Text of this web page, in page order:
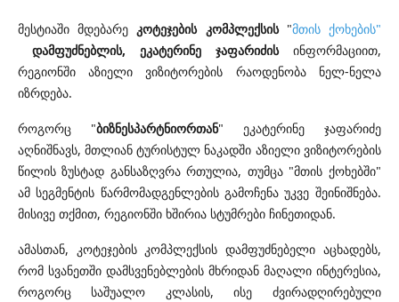
მესტიაშიმდებარეკოტეჯების კომპლექსის "მთის ქოხების"
დამფუძნებლის, ეკატერინე ჯაფარიძის ინფორმაციით,
რეგიონში აზიელი ვიზიტორების რაოდენობა ნელ-ნელა
იზრდება.
როგორც "ბიზნესპარტნიორთან" ეკატერინე ჯაფარიძე
აღნიშნავს,მთლიან ტურისტულ ნაკადში აზიელი ვიზიტორების
წილის ზუსტად განსაზღვრა რთულია, თუმცა "მთის ქოხებში"
ამ სეგმენტის წარმომადგენლების გამოჩენა უკვე შეინიშნება.
მისივე თქმით, რეგიონში ხშირია სტუმრები ჩინეთიდან.
ამასთან, კოტეჯების კომპლექსის დამფუძნებელი აცხადებს,
რომ სვანეთში დამსვენებლების მხრიდან მაღალი ინტერესია,
როგორც საშუალო კლასის, ისე ძვირადღირებული